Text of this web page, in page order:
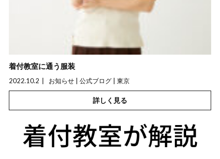
着付教室に通う服装
2022.10.2
お知らせ | 公式ブログ | 東京
詳しく見る